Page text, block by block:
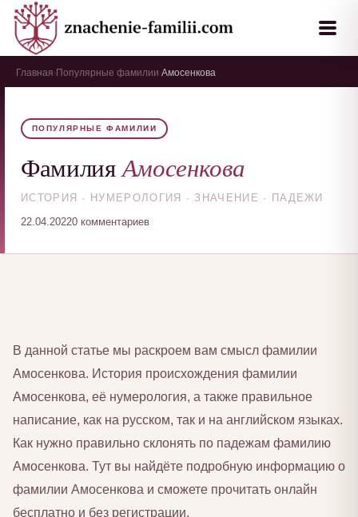
Главная Популярные фамилии Амосенкова
ПОПУЛЯРНЫЕ ФАМИЛИИ
ФамилияАмосенкова
ИСТОРИЯ · НУМЕРОЛОГИЯ · ЗНАЧЕНИЕ · ПАДЕЖИ
22.04.20220 комментариев
В данной статье мы раскроем вам смысл фамилии
Амосенкова. История происхождения фамилии
Амосенкова, её нумерология, а также правильное
написание, как на русском, так и на английском языках.
Как нужно правильно склонять по падежам фамилию
Амосенкова. Тут вы найдёте подробную информацию о
фамилии Амосенкова и сможете прочитать онлайн
бесплатно и без регистрации.